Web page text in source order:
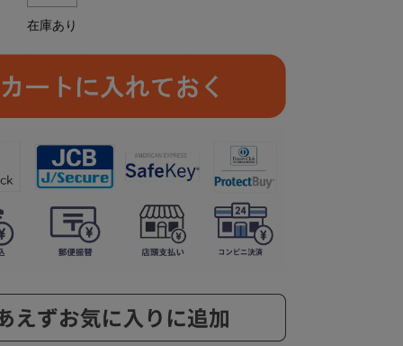
在庫あり